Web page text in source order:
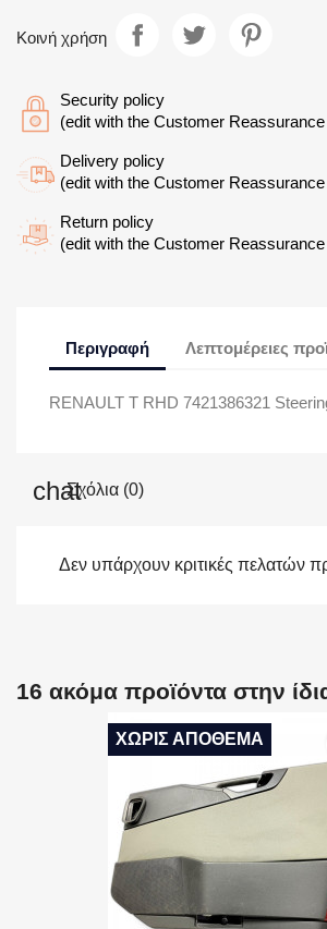
Κοινή χρήση
Security policy
(edit with the Customer
Delivery policy
(edit with the Customer
Return policy
(edit with the Customer
Περιγραφή Λεπτομέρειες
RENAULT T RHD 7421386321
Σχόλια (0)
Δεν υπάρχουν κριτικές πελατών
16 ακόμα προϊόντα στην
ΧΩΡΊΣ ΑΠΌΘΕΜΑ